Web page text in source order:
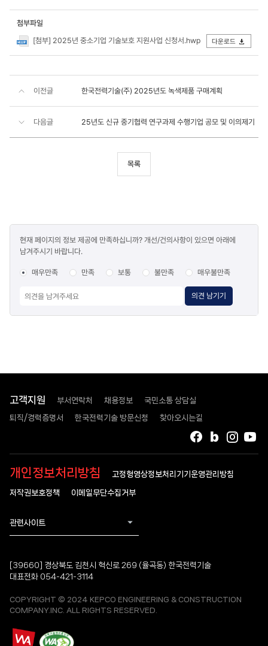
첨부파일
[첨부] 2025년 중소기업 기술보호 지원사업 신청서.hwp
다운로드
이전글 한국전력기술(주) 2025년도 녹색제품 구매계획
다음글 25년도 신규 중기협력 연구과제 수행기업 공모 및 이의제기
목록
만족도
조사
현재 페이지의 정보 제공에 만족하십니까? 개선/건의사항이 있으면 아래에
남겨주시기 바랍니다.
매우만족 만족 보통 불만족 매우불만족
의견 남기기
고객지원 부서연락처 채용정보 국민소통 상담실
퇴직/경력증명서 한국전력기술 방문신청 찾아오시는길
인스
블로그
페이스북
개인정보처리방침 고정형영상정보처리기기운영관리방침
저작권보호정책 이메일무단수집거부
관련사이트
[39660] 경상북도 김천시 혁신로 269 (율곡동) 한국전력기술
대표전화 054-421-3114
COPYRIGHT © 2024 KEPCO ENGINEERING & CONSTRUCTION
COMPANY.INC. ALL RIGHTS RESERVED.